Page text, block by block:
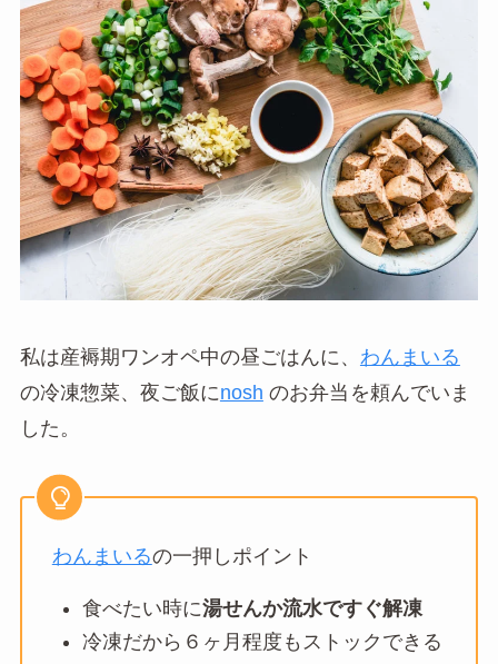
私は産褥期ワンオペ中の昼ごはんに、 わんまいる
の冷凍惣菜、夜ご飯にnosh のお弁当 を頼んでいま
した。
わんまいるの一押しポイント
食べたい時に湯せんか流水ですぐ解凍
冷凍だから６ヶ月程度もストックできる